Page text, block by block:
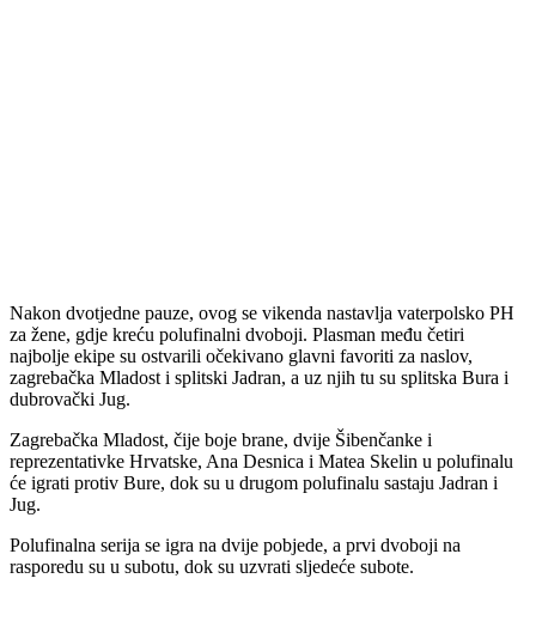
Nakon dvotjedne pauze, ovog se vikenda nastavlja vaterpolsko PH
za žene, gdje kreću polufinalni dvoboji. Plasman među četiri
najbolje ekipe su ostvarili očekivano glavni favoriti za naslov,
zagrebačka Mladost i splitski Jadran, a uz njih tu su splitska Bura i
dubrovački Jug.
Zagrebačka Mladost, čije boje brane, dvije Šibenčanke i
reprezentativke Hrvatske, Ana Desnica i Matea Skelin u polufinalu
će igrati protiv Bure, dok su u drugom polufinalu sastaju Jadran i
Jug.
Polufinalna serija se igra na dvije pobjede, a prvi dvoboji na
rasporedu su u subotu, dok su uzvrati sljedeće subote.